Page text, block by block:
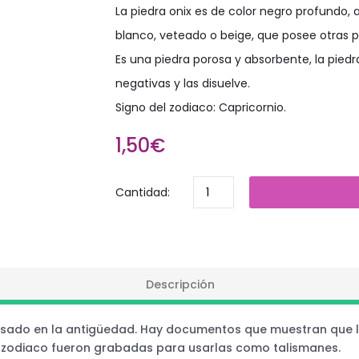
La piedra onix es de color negro
blanco, veteado o beige, que posee otras
Es una piedra porosa y absorbente, la
negativas y las disuelve.
Signo del zodiaco: Capricornio.
1,50€
Cantidad:
Descripción
en la antigüedad. Hay documentos que muestran
fueron grabadas para usarlas como talismanes.